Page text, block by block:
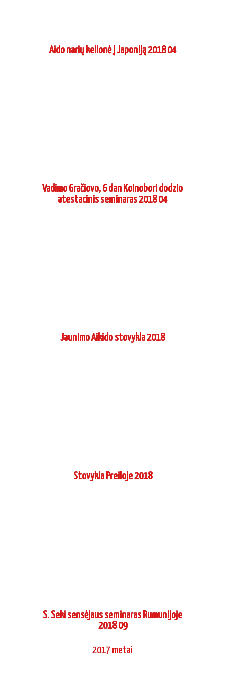
Aido narių kelionė į Japoniją 2018 04
Vadimo Gračiovo, 6 dan Koinobori dodzio
atestacinis seminaras 2018 04
Jaunimo Aikido stovykla 2018
Stovykla Preiloje 2018
S. Seki sensėjaus seminaras Rumunijoje
2018 09
2017 metai